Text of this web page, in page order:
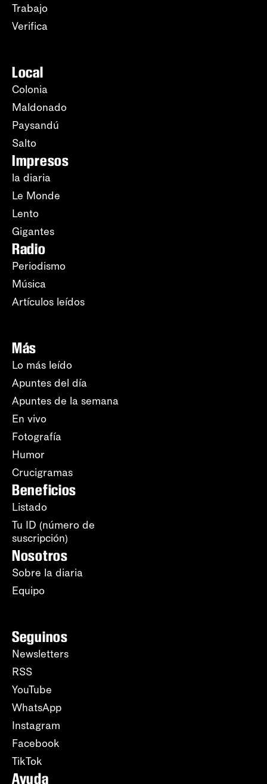
Trabajo
Verifica
Local
Colonia
Maldonado
Paysandú
Salto
Impresos
la diaria
Le Monde
Lento
Gigantes
Radio
Periodismo
Música
Artículos leídos
Más
Lo más leído
Apuntes del día
Apuntes de la semana
En vivo
Fotografía
Humor
Crucigramas
Beneficios
Listado
Tu ID (número de
suscripción)
Nosotros
Sobre la diaria
Equipo
Seguinos
Newsletters
RSS
YouTube
WhatsApp
Instagram
Facebook
TikTok
Ayuda